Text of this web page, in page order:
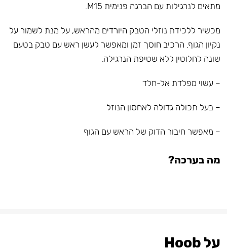
מתאים לנרגילות עם הברגה פנימית M15.
מכשיר ללכידת נוזלי הטבק היורדים מהראש, על מנת לשמור על
נקיון הגוף. הרכיב חוסך זמן ומאפשר לעשן ראש עם טבק בטעם
שונה לחלוטין ללא שטיפת הנרגילה.
– עשוי מפלדת אל-חלד
– בעל תכולה גדולה לאחסון הנוזל
– מאפשר חיבור הדוק של הראש עם הגוף
מה בערכה?
על Hoob